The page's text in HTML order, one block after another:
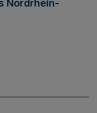
Nordrhein-